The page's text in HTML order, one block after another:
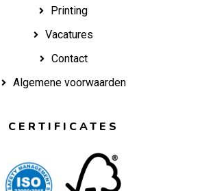
Printing
Vacatures
Contact
Algemene voorwaarden
CERTIFICATES